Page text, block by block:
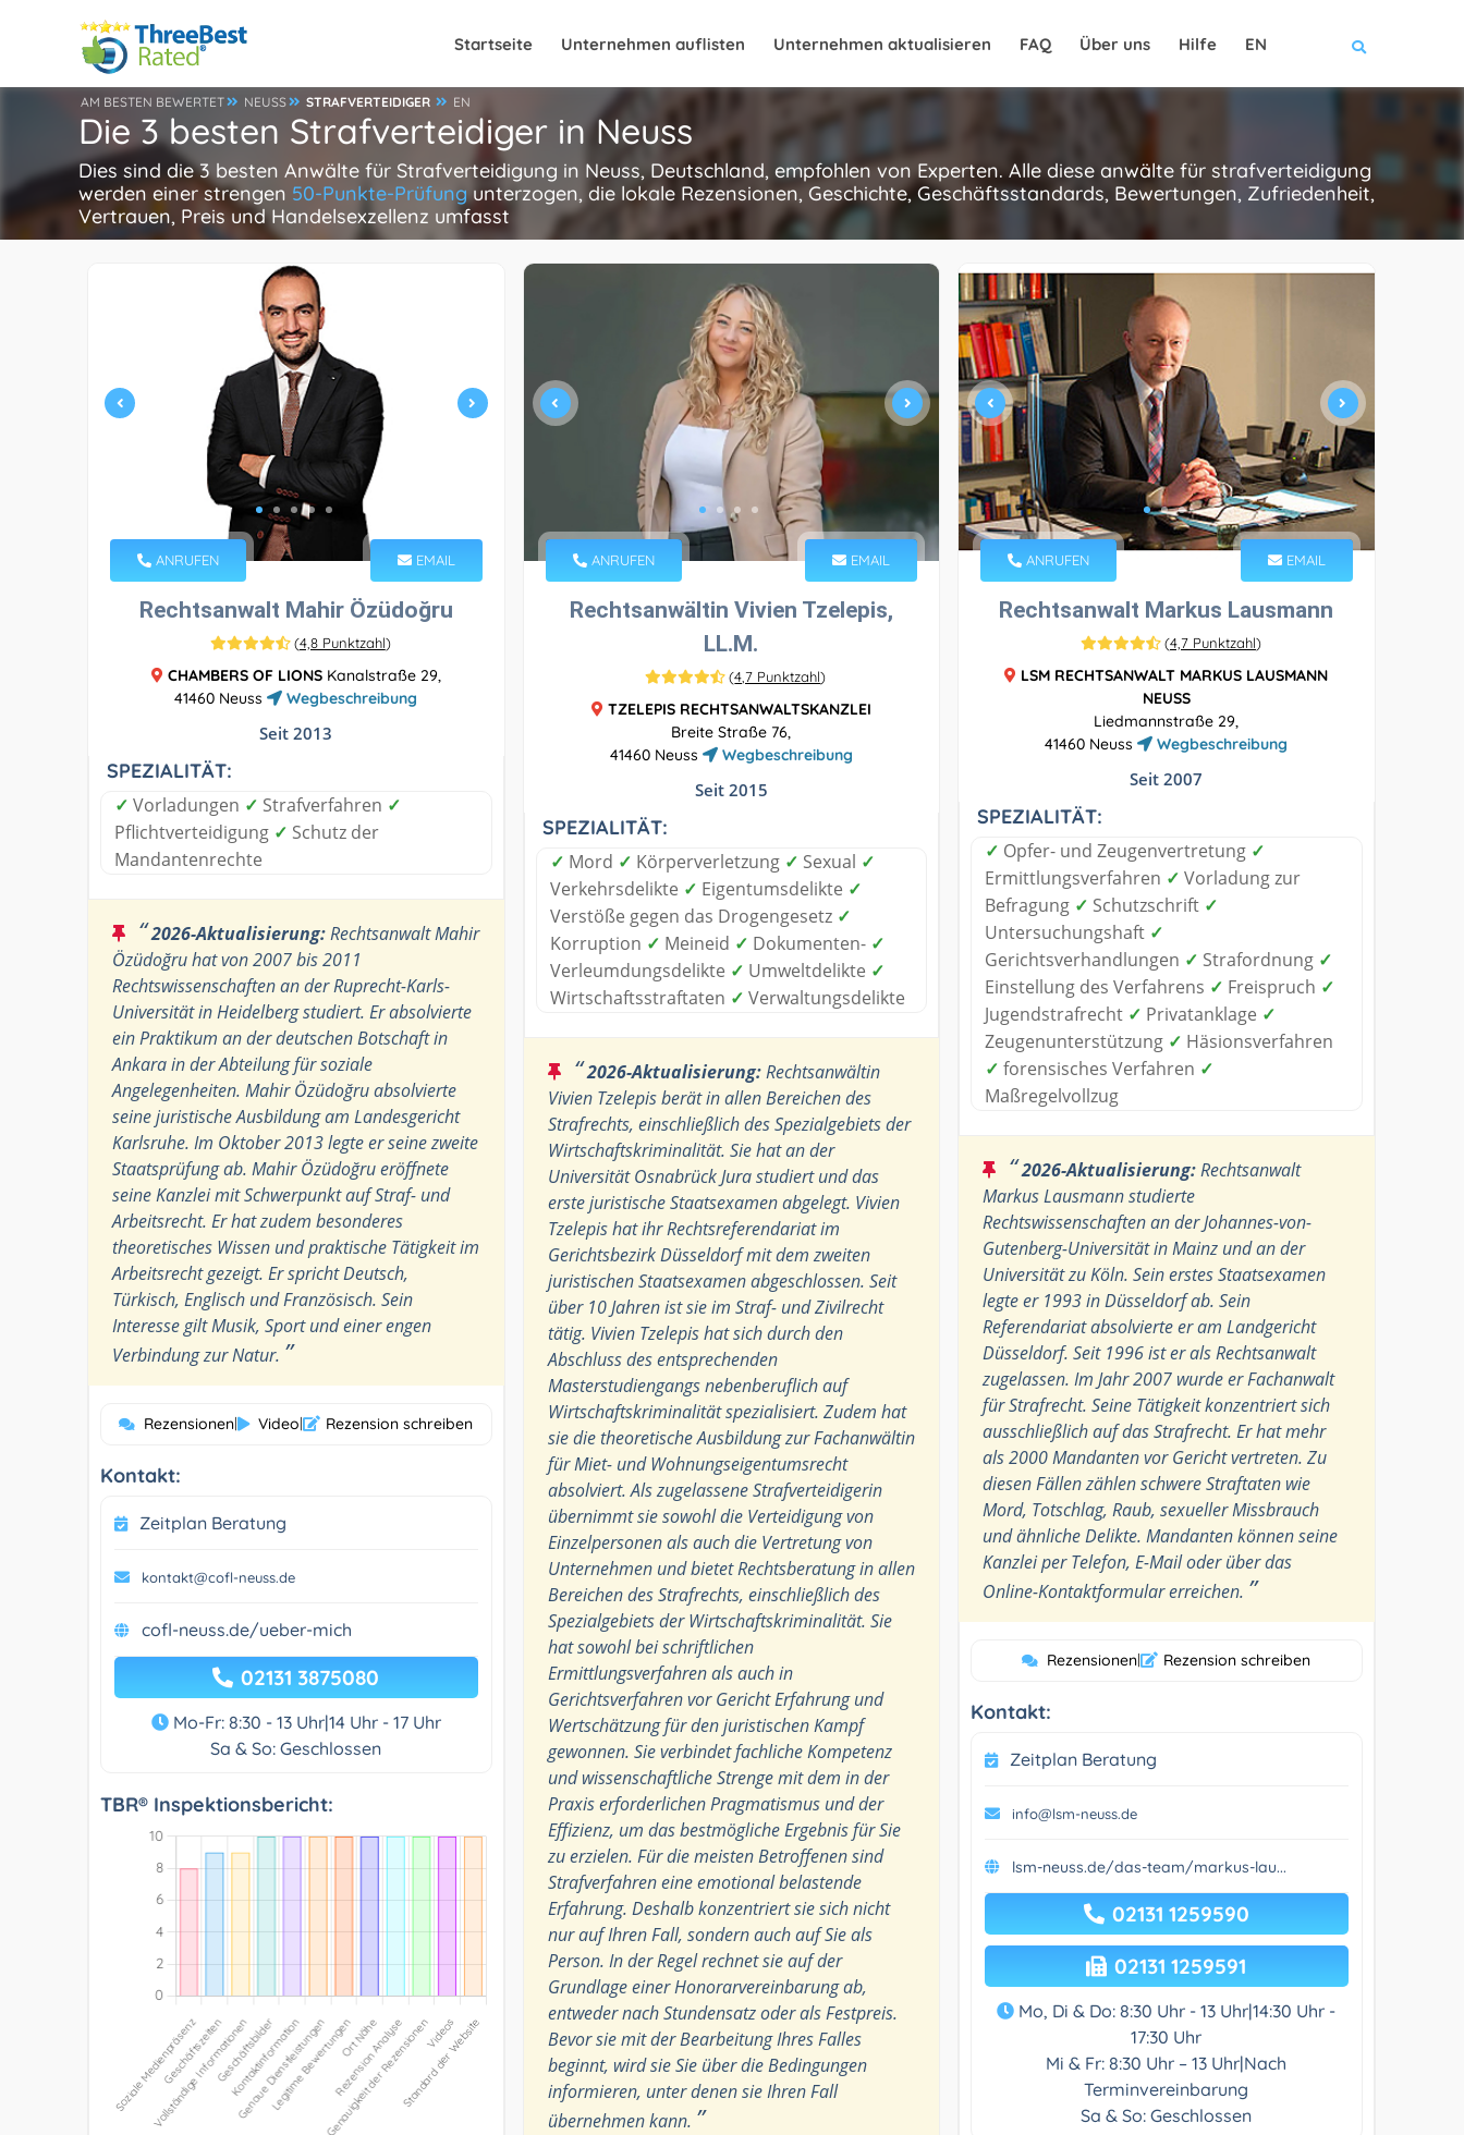
Startseite Unternehmen auflisten Unternehmen aktualisieren FAQ Über uns Hilfe EN
AM BESTEN BEWERTET NEUSS STRAFVERTEIDIGER EN
Die 3 besten Strafverteidiger in Neuss
Dies sind die 3 besten Anwälte für Strafverteidigung in Neuss, Deutschland, empfohlen von Experten. Alle diese anwälte für strafverteidigung
werden einer strengen 50-Punkte-Prüfungunterzogen, die lokale Rezensionen, Geschichte, Geschäftsstandards, Bewertungen, Zufriedenheit,
Vertrauen, Preis und Handelsexzellenz umfasst
ANRUFEN EMAIL
Rechtsanwalt Mahir Özüdoğru
(4,8 Punktzahl)
CHAMBERS OF LIONSKanalstraße 29,
41460 Neuss
Wegbeschreibung
Seit 2013
SPEZIALITÄT:
✓ Vorladungen ✓ Strafverfahren ✓
Pflichtverteidigung ✓ Schutz der
Mandantenrechte
“2026-Aktualisierung:Rechtsanwalt Mahir
Özüdoğru hat von 2007 bis 2011
Rechtswissenschaften an der Ruprecht-Karls-
Universität in Heidelberg studiert. Er absolvierte
ein Praktikum an der deutschen Botschaft in
Ankara in der Abteilung für soziale
Angelegenheiten. Mahir Özüdoğru absolvierte
seine juristische Ausbildung am Landesgericht
Karlsruhe. Im Oktober 2013 legte er seine zweite
Staatsprüfung ab. Mahir Özüdoğru eröffnete
seine Kanzlei mit Schwerpunkt auf Straf- und
Arbeitsrecht. Er hat zudem besonderes
theoretisches Wissen und praktische Tätigkeit im
Arbeitsrecht gezeigt. Er spricht Deutsch,
Türkisch, Englisch und Französisch. Sein
Interesse gilt Musik, Sport und einer engen
Verbindung zur Natur. ”
Rezensionen| Video| Rezension schreiben
Kontakt:
Zeitplan Beratung
kontakt@cofl-neuss.de
cofl-neuss.de/ueber-mich
02131 3875080
Mo-Fr: 8:30 - 13 Uhr|14 Uhr - 17 Uhr
Sa & So: Geschlossen
TBR® Inspektionsbericht:
ANRUFEN EMAIL
Rechtsanwältin Vivien Tzelepis,
LL.M.
(4,7 Punktzahl)
TZELEPIS RECHTSANWALTSKANZLEI
Breite Straße 76,
41460 Neuss
Wegbeschreibung
Seit 2015
SPEZIALITÄT:
✓ Mord ✓ Körperverletzung ✓ Sexual ✓
Verkehrsdelikte ✓ Eigentumsdelikte ✓
Verstöße gegen das Drogengesetz ✓
Korruption ✓ Meineid ✓ Dokumenten- ✓
Verleumdungsdelikte ✓ Umweltdelikte ✓
Wirtschaftsstraftaten ✓ Verwaltungsdelikte
“2026-Aktualisierung:Rechtsanwältin
Vivien Tzelepis berät in allen Bereichen des
Strafrechts, einschließlich des Spezialgebiets der
Wirtschaftskriminalität. Sie hat an der
Universität Osnabrück Jura studiert und das
erste juristische Staatsexamen abgelegt. Vivien
Tzelepis hat ihr Rechtsreferendariat im
Gerichtsbezirk Düsseldorf mit dem zweiten
juristischen Staatsexamen abgeschlossen. Seit
über 10 Jahren ist sie im Straf- und Zivilrecht
tätig. Vivien Tzelepis hat sich durch den
Abschluss des entsprechenden
Masterstudiengangs nebenberuflich auf
Wirtschaftskriminalität spezialisiert. Zudem hat
sie die theoretische Ausbildung zur Fachanwältin
für Miet- und Wohnungseigentumsrecht
absolviert. Als zugelassene Strafverteidigerin
übernimmt sie sowohl die Verteidigung von
Einzelpersonen als auch die Vertretung von
Unternehmen und bietet Rechtsberatung in allen
Bereichen des Strafrechts, einschließlich des
Spezialgebiets der Wirtschaftskriminalität. Sie
hat sowohl bei schriftlichen
Ermittlungsverfahren als auch in
Gerichtsverfahren vor Gericht Erfahrung und
Wertschätzung für den juristischen Kampf
gewonnen. Sie verbindet fachliche Kompetenz
und wissenschaftliche Strenge mit dem in der
Praxis erforderlichen Pragmatismus und der
Effizienz, um das bestmögliche Ergebnis für Sie
zu erzielen. Für die meisten Betroffenen sind
Strafverfahren eine emotional belastende
Erfahrung. Deshalb konzentriert sie sich nicht
nur auf Ihren Fall, sondern auch auf Sie als
Person. In der Regel rechnet sie auf der
Grundlage einer Honorarvereinbarung ab,
entweder nach Stundensatz oder als Festpreis.
Bevor sie mit der Bearbeitung Ihres Falles
beginnt, wird sie Sie über die Bedingungen
informieren, unter denen sie Ihren Fall
übernehmen kann. ”
ANRUFEN EMAIL
Rechtsanwalt Markus Lausmann
(4,7 Punktzahl)
LSM RECHTSANWALT MARKUS LAUSMANN
NEUSS
Liedmannstraße 29,
41460 Neuss
Wegbeschreibung
Seit 2007
SPEZIALITÄT:
✓ Opfer- und Zeugenvertretung ✓
Ermittlungsverfahren ✓ Vorladung zur
Befragung ✓ Schutzschrift ✓
Untersuchungshaft ✓
Gerichtsverhandlungen ✓ Strafordnung ✓
Einstellung des Verfahrens ✓ Freispruch ✓
Jugendstrafrecht ✓ Privatanklage ✓
Zeugenunterstützung ✓ Häsionsverfahren
✓ forensisches Verfahren ✓
Maßregelvollzug
“2026-Aktualisierung:Rechtsanwalt
Markus Lausmann studierte
Rechtswissenschaften an der Johannes-von-
Gutenberg-Universität in Mainz und an der
Universität zu Köln. Sein erstes Staatsexamen
legte er 1993 in Düsseldorf ab. Sein
Referendariat absolvierte er am Landgericht
Düsseldorf. Seit 1996 ist er als Rechtsanwalt
zugelassen. Im Jahr 2007 wurde er Fachanwalt
für Strafrecht. Seine Tätigkeit konzentriert sich
ausschließlich auf das Strafrecht. Er hat mehr
als 2000 Mandanten vor Gericht vertreten. Zu
diesen Fällen zählen schwere Straftaten wie
Mord, Totschlag, Raub, sexueller Missbrauch
und ähnliche Delikte. Mandanten können seine
Kanzlei per Telefon, E-Mail oder über das
Online-Kontaktformular erreichen. ”
Rezensionen| Rezension schreiben
Kontakt:
Zeitplan Beratung
info@lsm-neuss.de
lsm-neuss.de/das-team/markus-lau...
02131 1259590
02131 1259591
Mo, Di & Do: 8:30 Uhr - 13 Uhr|14:30 Uhr -
17:30 Uhr
Mi & Fr: 8:30 Uhr – 13 Uhr|Nach
Terminvereinbarung
Sa & So: Geschlossen